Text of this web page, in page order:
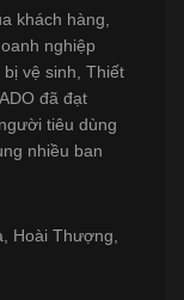
khách hàng,
nghiệp
vệ sinh, Thiết
đã đạt
tiêu dùng
nhiều ban
Hoài Thượng,